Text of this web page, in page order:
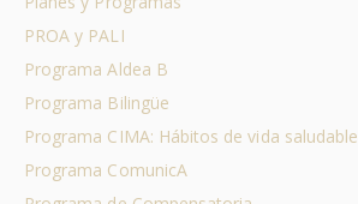
PROA y PALI
Programa Aldea B
Programa Bilingüe
Programa CIMA: Hábitos de vida saludable
Programa ComunicA